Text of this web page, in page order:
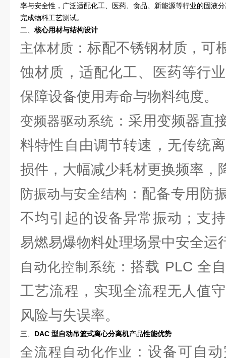
率与安全性，广泛适配化工、医药、食品、新能源等行业的固液
完成物料工艺测试。
二、 核心用材与结构设计
主体材质 ：标配不锈钢材质，可
蚀材质，适配化工、医药等行
保障设备使用寿命与物料纯度。
变频器驱动系统 ：采用变频器直
料特性自由调节转速，无传统
损件，大幅减少耗材更换频率，
防振动与安全结构 ：配备专用防
不均引起的设备异常振动；支
易燃易爆物料处理场景中安全运
自动化控制系统 ：搭载 PLC 全
工艺流程，实现全流程无人值
风险与失误率。
三、 DAC 型自动吊篮式离心分离机产品性能优势
全流程自动化作业 ：设备可自